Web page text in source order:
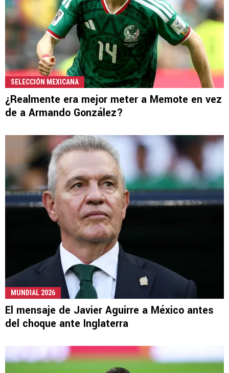
SELECCIÓN MEXICANA
¿Realmente era mejor meter a Memote en vez
de a Armando González?
MUNDIAL 2026
El mensaje de Javier Aguirre a México antes
del choque ante Inglaterra